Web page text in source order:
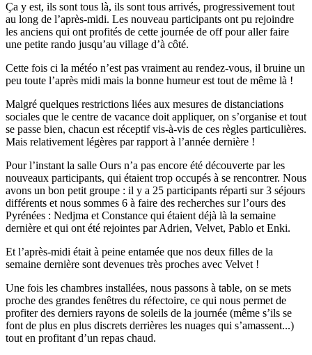
Ça y est, ils sont tous là, ils sont tous arrivés, progressivement tout
au long de l’après-midi. Les nouveau participants ont pu rejoindre
les anciens qui ont profités de cette journée de off pour aller faire
une petite rando jusqu’au village d’à côté.
Cette fois ci la météo n’est pas vraiment au rendez-vous, il bruine un
peu toute l’après midi mais la bonne humeur est tout de même là !
Malgré quelques restrictions liées aux mesures de distanciations
sociales que le centre de vacance doit appliquer, on s’organise et tout
se passe bien, chacun est réceptif vis-à-vis de ces règles particulières.
Mais relativement légères par rapport à l’année dernière !
Pour l’instant la salle Ours n’a pas encore été découverte par les
nouveaux participants, qui étaient trop occupés à se rencontrer. Nous
avons un bon petit groupe : il y a 25 participants réparti sur 3 séjours
différents et nous sommes 6 à faire des recherches sur l’ours des
Pyrénées : Nedjma et Constance qui étaient déjà là la semaine
dernière et qui ont été rejointes par Adrien, Velvet, Pablo et Enki.
Et l’après-midi était à peine entamée que nos deux filles de la
semaine dernière sont devenues très proches avec Velvet !
Une fois les chambres installées, nous passons à table, on se mets
proche des grandes fenêtres du réfectoire, ce qui nous permet de
profiter des derniers rayons de soleils de la journée (même s’ils se
font de plus en plus discrets derrières les nuages qui s’amassent...)
tout en profitant d’un repas chaud.